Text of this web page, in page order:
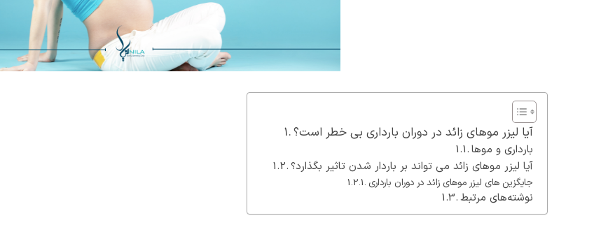
آیا لیزر موهای زائد در دوران بارداری بی خطر است؟
بارداری و موها
آیا لیزر موهای زائد می تواند بر باردار شدن تاثیر بگذارد؟
جایگزین های لیزر موهای زائد در دوران بارداری
نوشته‌های مرتبط